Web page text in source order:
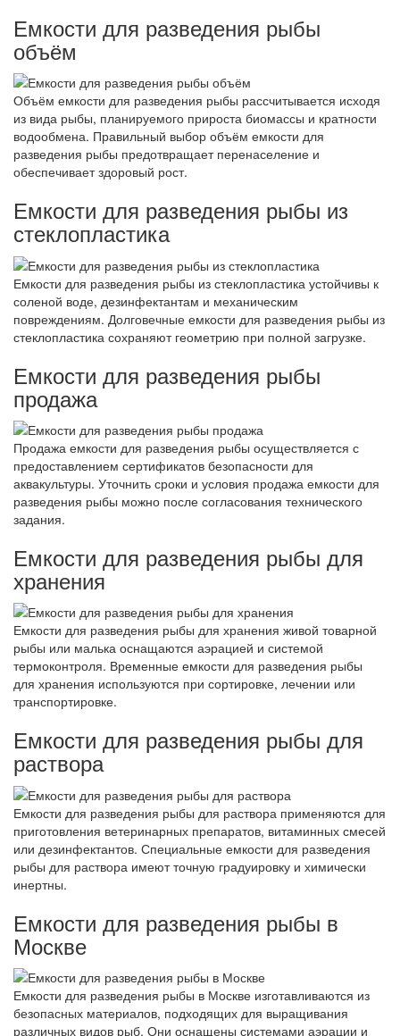
Емкости для разведения рыбы
объём
Объём емкости для разведения рыбы рассчитывается исходя
из вида рыбы, планируемого прироста биомассы и кратности
водообмена. Правильный выбор объём емкости для
разведения рыбы предотвращает перенаселение и
обеспечивает здоровый рост.
Емкости для разведения рыбы из
стеклопластика
Емкости для разведения рыбы из стеклопластика устойчивы к
соленой воде, дезинфектантам и механическим
повреждениям. Долговечные емкости для разведения рыбы из
стеклопластика сохраняют геометрию при полной загрузке.
Емкости для разведения рыбы
продажа
Продажа емкости для разведения рыбы осуществляется с
предоставлением сертификатов безопасности для
аквакультуры. Уточнить сроки и условия продажа емкости для
разведения рыбы можно после согласования технического
задания.
Емкости для разведения рыбы для
хранения
Емкости для разведения рыбы для хранения живой товарной
рыбы или малька оснащаются аэрацией и системой
термоконтроля. Временные емкости для разведения рыбы
для хранения используются при сортировке, лечении или
транспортировке.
Емкости для разведения рыбы для
раствора
Емкости для разведения рыбы для раствора применяются для
приготовления ветеринарных препаратов, витаминных смесей
или дезинфектантов. Специальные емкости для разведения
рыбы для раствора имеют точную градуировку и химически
инертны.
Емкости для разведения рыбы в
Москве
Емкости для разведения рыбы в Москве изготавливаются из
безопасных материалов, подходящих для выращивания
различных видов рыб. Они оснащены системами аэрации и